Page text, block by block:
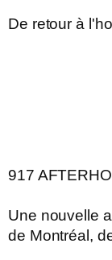
De retour à
917
Une nouvelle
de Montréal,